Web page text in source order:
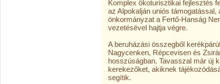
Komplex ökoturisztikai fejlesztés
az Alpokalján uniós
önkormányzat a Fertő-Hanság
vezetésével hajtja végre.
A beruházási összegből
Nagycenken, Répcevisen és
hosszúságban. Tavasszal már új
kerekezőket, akiknek
segítik.